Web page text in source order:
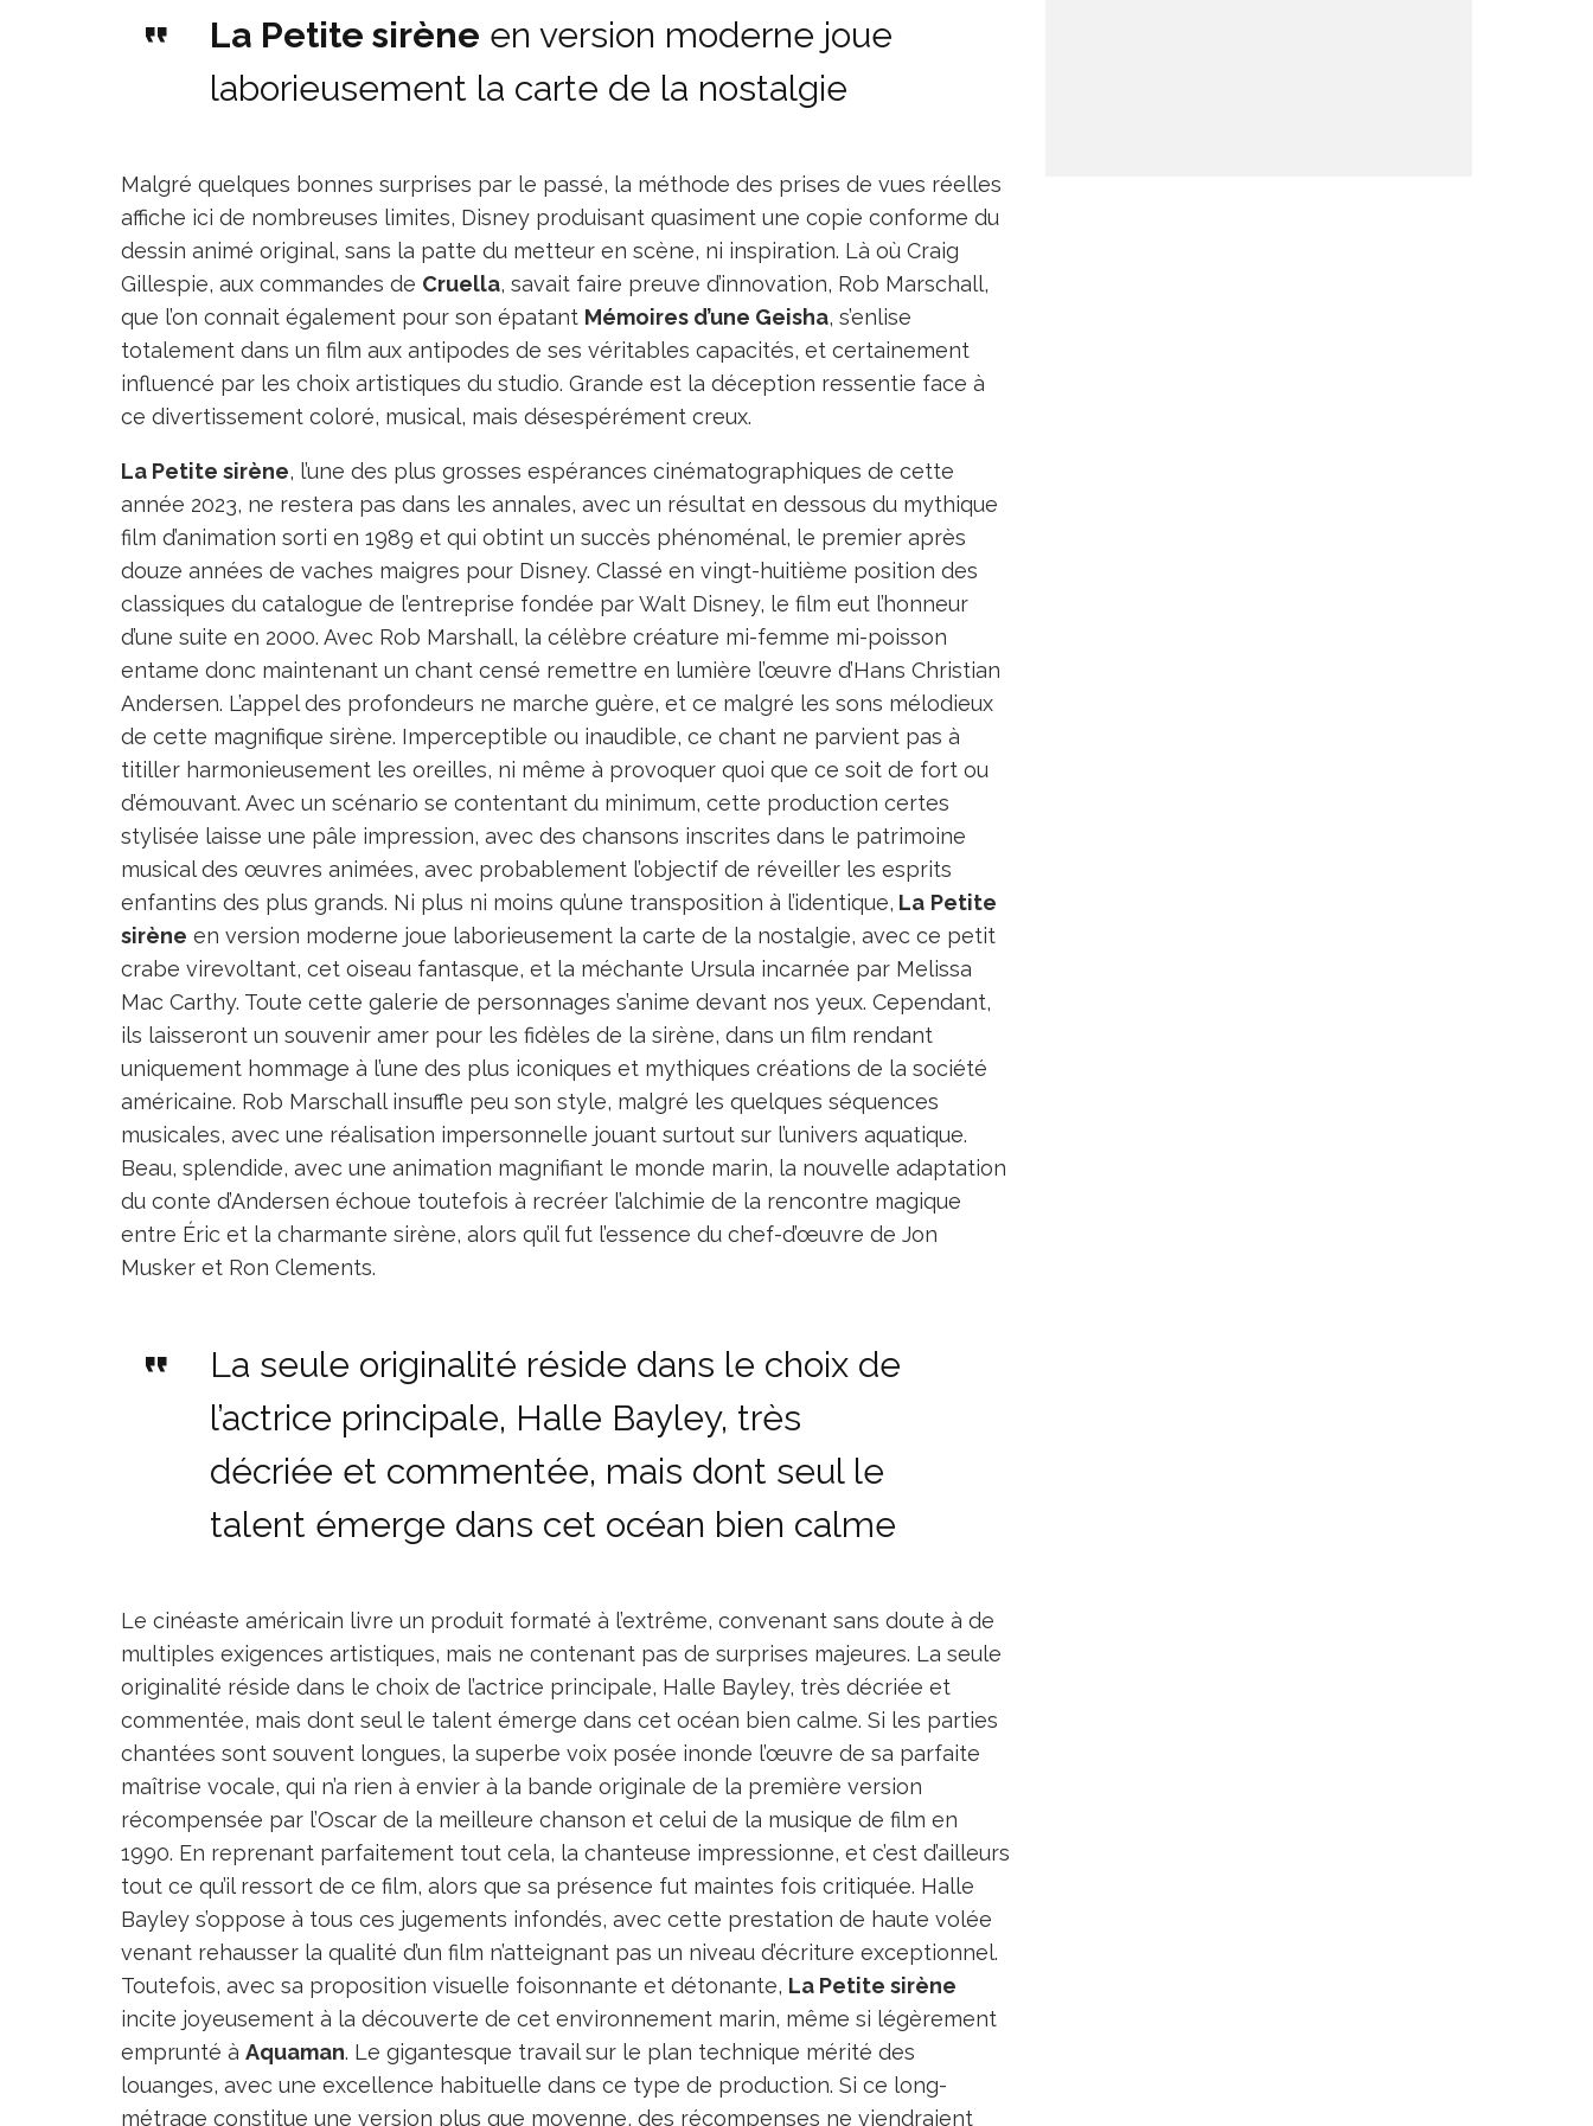
La Petite sirène en version moderne joue
laborieusement la carte de la nostalgie
Malgré quelques bonnes surprises par le passé, la méthode des prises de vues réelles
affiche ici de nombreuses limites, Disney produisant quasiment une copie conforme du
dessin animé original, sans la patte du metteur en scène, ni inspiration. Là où Craig
Gillespie, aux commandes de Cruella, savait faire preuve d’innovation, Rob Marschall,
que l’on connait également pour son épatant Mémoires d’une Geisha, s’enlise
totalement dans un film aux antipodes de ses véritables capacités, et certainement
influencé par les choix artistiques du studio. Grande est la déception ressentie face à
ce divertissement coloré, musical, mais désespérément creux.
La Petite sirène, l’une des plus grosses espérances cinématographiques de cette
année 2023, ne restera pas dans les annales, avec un résultat en dessous du mythique
film d’animation sorti en 1989 et qui obtint un succès phénoménal, le premier après
douze années de vaches maigres pour Disney. Classé en vingt-huitième position des
classiques du catalogue de l’entreprise fondée par Walt Disney, le film eut l’honneur
d’une suite en 2000. Avec Rob Marshall, la célèbre créature mi-femme mi-poisson
entame donc maintenant un chant censé remettre en lumière l’œuvre d’Hans Christian
Andersen. L’appel des profondeurs ne marche guère, et ce malgré les sons mélodieux
de cette magnifique sirène. Imperceptible ou inaudible, ce chant ne parvient pas à
titiller harmonieusement les oreilles, ni même à provoquer quoi que ce soit de fort ou
d’émouvant. Avec un scénario se contentant du minimum, cette production certes
stylisée laisse une pâle impression, avec des chansons inscrites dans le patrimoine
musical des œuvres animées, avec probablement l’objectif de réveiller les esprits
enfantins des plus grands. Ni plus ni moins qu’une transposition à l’identique, La Petite
sirène en version moderne joue laborieusement la carte de la nostalgie, avec ce petit
crabe virevoltant, cet oiseau fantasque, et la méchante Ursula incarnée par Melissa
Mac Carthy. Toute cette galerie de personnages s’anime devant nos yeux. Cependant,
ils laisseront un souvenir amer pour les fidèles de la sirène, dans un film rendant
uniquement hommage à l’une des plus iconiques et mythiques créations de la société
américaine. Rob Marschall insuffle peu son style, malgré les quelques séquences
musicales, avec une réalisation impersonnelle jouant surtout sur l’univers aquatique.
Beau, splendide, avec une animation magnifiant le monde marin, la nouvelle adaptation
du conte d’Andersen échoue toutefois à recréer l’alchimie de la rencontre magique
entre Éric et la charmante sirène, alors qu’il fut l’essence du chef-d’œuvre de Jon
Musker et Ron Clements.
La seule originalité réside dans le choix de
l’actrice principale, Halle Bayley, très
décriée et commentée, mais dont seul le
talent émerge dans cet océan bien calme
Le cinéaste américain livre un produit formaté à l’extrême, convenant sans doute à de
multiples exigences artistiques, mais ne contenant pas de surprises majeures. La seule
originalité réside dans le choix de l’actrice principale, Halle Bayley, très décriée et
commentée, mais dont seul le talent émerge dans cet océan bien calme. Si les parties
chantées sont souvent longues, la superbe voix posée inonde l’œuvre de sa parfaite
maîtrise vocale, qui n’a rien à envier à la bande originale de la première version
récompensée par l’Oscar de la meilleure chanson et celui de la musique de film en
1990. En reprenant parfaitement tout cela, la chanteuse impressionne, et c’est d’ailleurs
tout ce qu’il ressort de ce film, alors que sa présence fut maintes fois critiquée. Halle
Bayley s’oppose à tous ces jugements infondés, avec cette prestation de haute volée
venant rehausser la qualité d’un film n’atteignant pas un niveau d’écriture exceptionnel.
Toutefois, avec sa proposition visuelle foisonnante et détonante, La Petite sirène
incite joyeusement à la découverte de cet environnement marin, même si légèrement
emprunté à Aquaman. Le gigantesque travail sur le plan technique mérité des
louanges, avec une excellence habituelle dans ce type de production. Si ce long-
métrage constitue une version plus que moyenne, des récompenses ne viendraient